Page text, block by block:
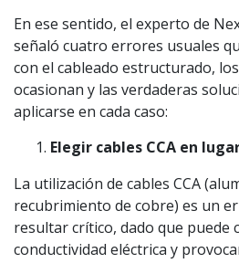
En ese sentido, el experto de
señaló cuatro errores usuales
con el cableado estructurado,
ocasionan y las verdaderas
aplicarse en cada caso:
Elegir cables CCA en
La utilización de cables CCA
recubrimiento de cobre) es un
resultar crítico, dado que puede
conductividad eléctrica y